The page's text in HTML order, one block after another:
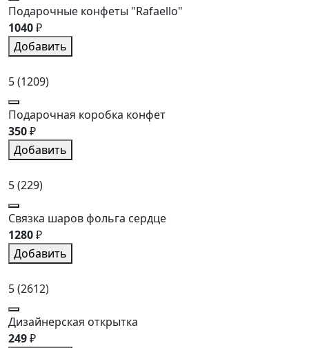
Подарочные конфеты "Rafaello"
1040₽
Добавить
5(1209)
Подарочная коробка конфет
350₽
Добавить
5(229)
Связка шаров фольга сердце
1280₽
Добавить
5(2612)
Дизайнерская открытка
249₽